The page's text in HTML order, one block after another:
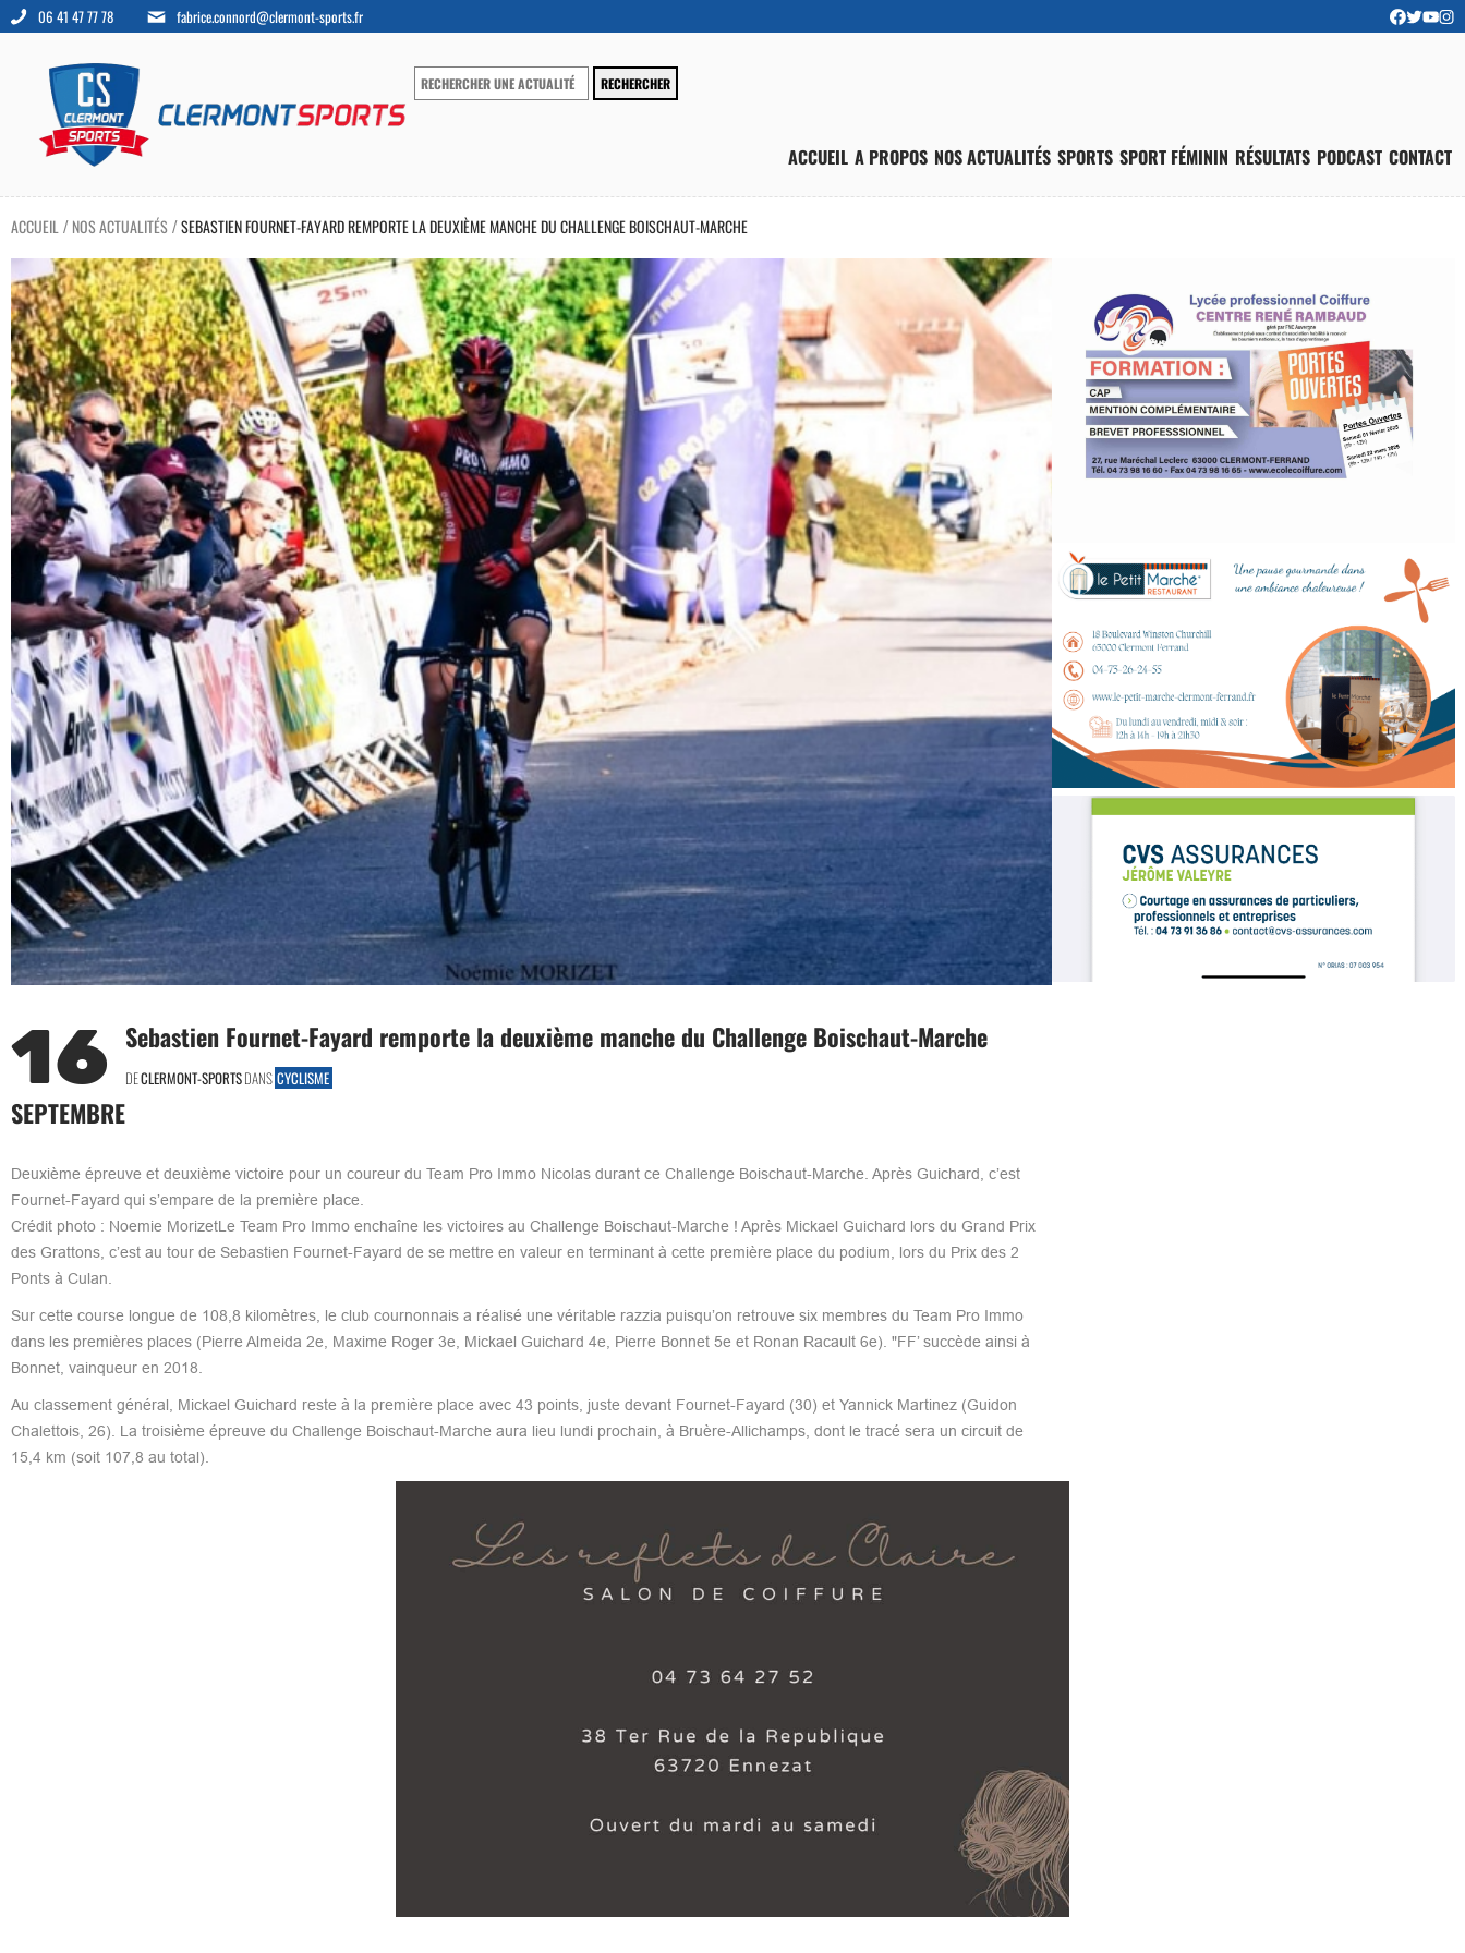
06 41 47 77 78 fabrice.connord@clermont-sports.fr
ACCUEIL A PROPOS NOS ACTUALITÉS SPORTS SPORT FÉMININ RÉSULTATS PODCAST CONTACT
ACCUEIL / NOS ACTUALITÉS/SEBASTIEN FOURNET-FAYARD REMPORTE LA DEUXIÈME MANCHE DU CHALLENGE BOISCHAUT-MARCHE
16
SEPTEMBRE
Sebastien Fournet-Fayard remporte la deuxième manche du Challenge Boischaut-Marche
DECLERMONT-SPORTSDANS CYCLISME
Deuxième épreuve et deuxième victoire pour un coureur du Team Pro Immo Nicolas durant ce Challenge Boischaut-Marche. Après Guichard, c’est
Fournet-Fayard qui s’empare de la première place.
Crédit photo : Noemie MorizetLe Team Pro Immo enchaîne les victoires au Challenge Boischaut-Marche ! Après Mickael Guichard lors du Grand Prix
des Grattons, c’est au tour de Sebastien Fournet-Fayard de se mettre en valeur en terminant à cette première place du podium, lors du Prix des 2
Ponts à Culan.
Sur cette course longue de 108,8 kilomètres, le club cournonnais a réalisé une véritable razzia puisqu’on retrouve six membres du Team Pro Immo
dans les premières places (Pierre Almeida 2e, Maxime Roger 3e, Mickael Guichard 4e, Pierre Bonnet 5e et Ronan Racault 6e). "FF’ succède ainsi à
Bonnet, vainqueur en 2018.
Au classement général, Mickael Guichard reste à la première place avec 43 points, juste devant Fournet-Fayard (30) et Yannick Martinez (Guidon
Chalettois, 26). La troisième épreuve du Challenge Boischaut-Marche aura lieu lundi prochain, à Bruère-Allichamps, dont le tracé sera un circuit de
15,4 km (soit 107,8 au total).